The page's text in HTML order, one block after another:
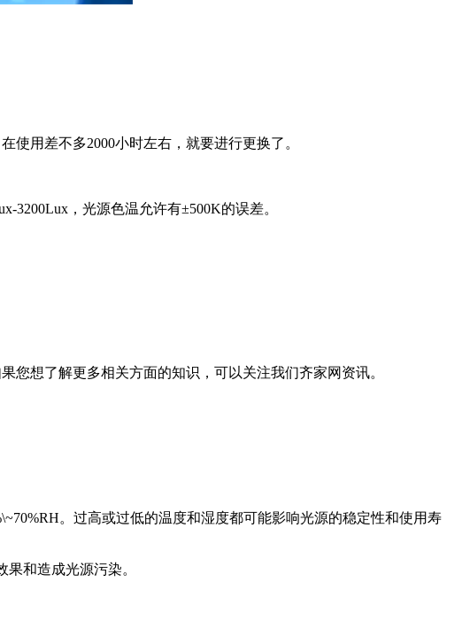
使用差不多2000小时左右，就要进行更换了。
3200Lux，光源色温允许有±500K的误差。
想了解更多相关方面的知识，可以关注我们齐家网资讯。
。过高或过低的温度和湿度都可能影响光源的稳定性和使用寿
和造成光源污染。